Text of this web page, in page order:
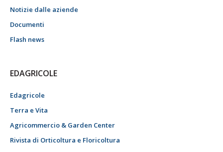
Notizie dalle aziende
Documenti
Flash news
EDAGRICOLE
Edagricole
Terra e Vita
Agricommercio & Garden Center
Rivista di Orticoltura e Floricoltura